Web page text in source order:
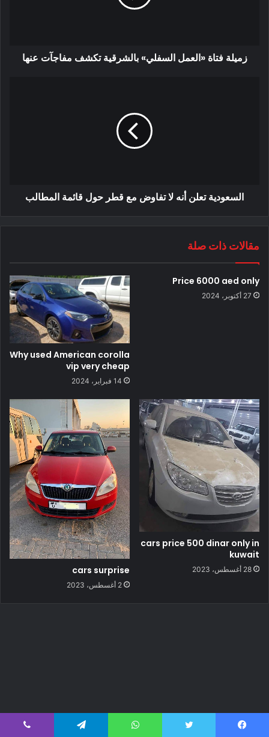
زميلة فتاة «العمل السفلي» بالشرقية تكشف مفاجآت عنها
السعودية تعلن أنه لا تفاوض مع قطر حول قائمة المطالب
مقالات ذات صلة
Price 6000 aed only
27 أكتوبر، 2024
Why used American corolla
vip very cheap
14 فبراير، 2024
cars price 500 dinar only in
kuwait
28 أغسطس، 2023 cars surprise
2 أغسطس، 2023